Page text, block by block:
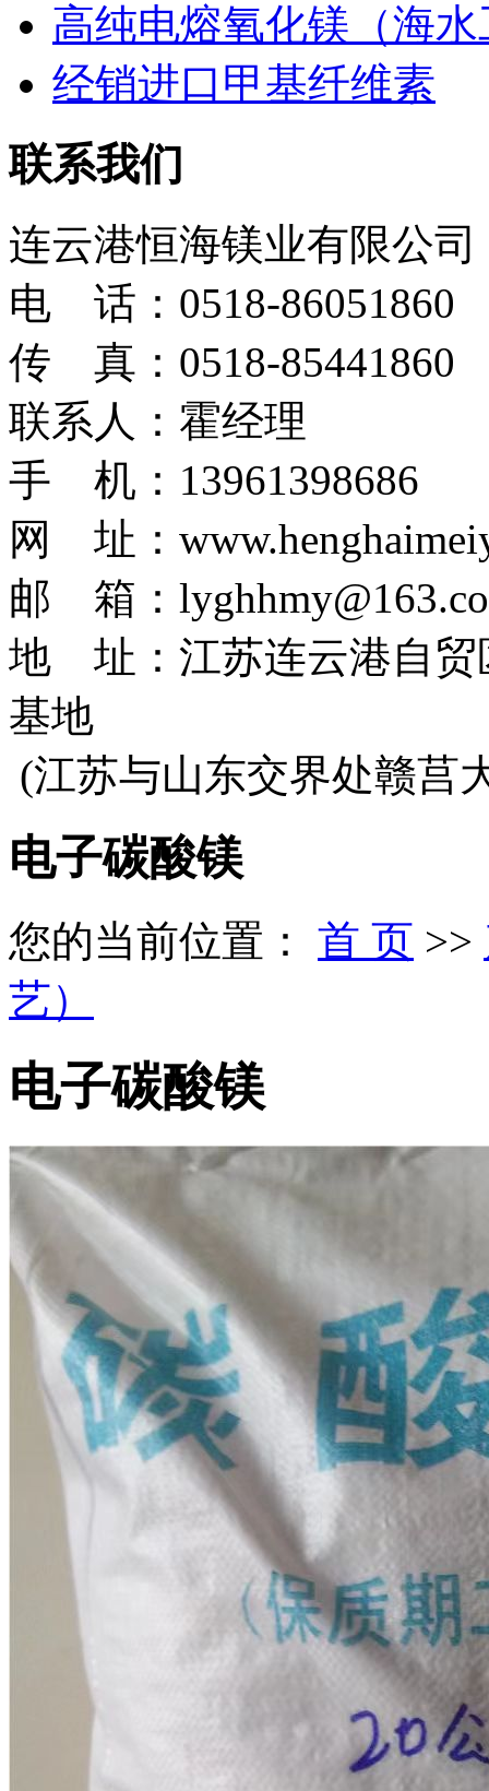
高纯电熔氧化镁（海
经销进口甲基纤维素
联系我们
连云港恒海镁业有限公司
电 话：0518-86051860
传 真：0518-85441860
联系人：霍经理
手 机：13961398686
网 址：
邮 箱：
地 址：江苏连云港自贸
基地
(江苏与山东交界处赣莒
电子碳酸镁
您的当前位置： 首 页 >>
艺）
电子碳酸镁